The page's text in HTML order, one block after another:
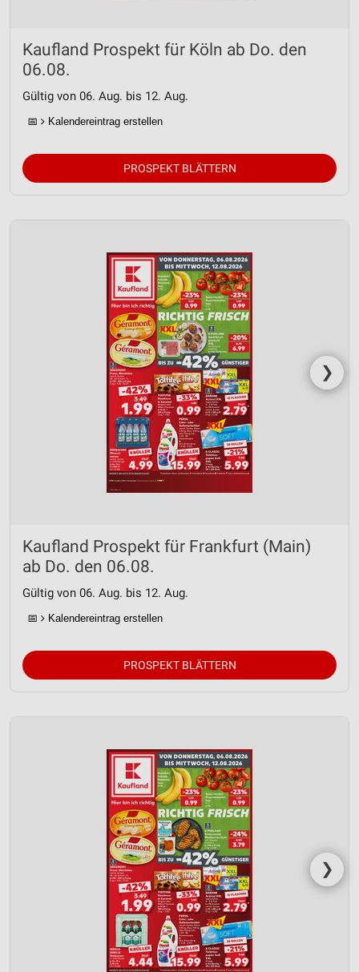
Kaufland Prospekt für Köln ab Do. den
06.08.
Gültig von 06. Aug. bis 12. Aug.
📅 Kalendereintrag erstellen
PROSPEKT BLÄTTERN
❯
Kaufland Prospekt für Frankfurt (Main)
ab Do. den 06.08.
Gültig von 06. Aug. bis 12. Aug.
📅 Kalendereintrag erstellen
PROSPEKT BLÄTTERN
❯